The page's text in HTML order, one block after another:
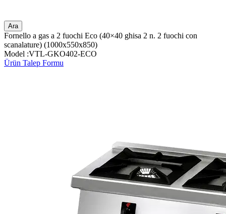
Ara
Fornello a gas a 2 fuochi Eco (40×40 ghisa 2 n. 2 fuochi con
scanalature) (1000x550x850)
Model :VTL-GKO402-ECO
Ürün Talep Formu